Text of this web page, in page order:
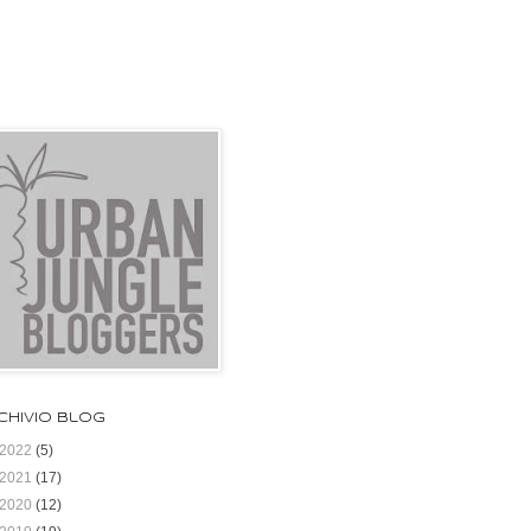
blog
2022 (5)
2021 (17)
2020 (12)